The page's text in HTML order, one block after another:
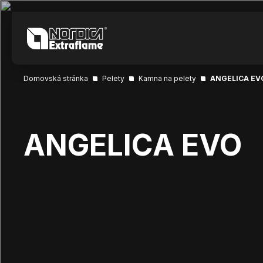
Domovská stránka Pelety Kamna na pelety ANGELICA
ANGELICA EVO